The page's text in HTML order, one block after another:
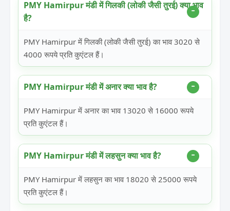
PMY Hamirpur मंडी में गिलकी (लोकी जैसी तुरई) क्या भाव
है?
PMY Hamirpur में गिलकी (लोकी जैसी तुरई) का भाव 3020 से
4000 रूपये प्रति कुएंटल हैं।
PMY Hamirpur मंडी में अनार क्या भाव है?
PMY Hamirpur में अनार का भाव 13020 से 16000 रूपये
प्रति कुएंटल हैं।
PMY Hamirpur मंडी में लहसुन क्या भाव है?
PMY Hamirpur में लहसुन का भाव 18020 से 25000 रूपये
प्रति कुएंटल हैं।